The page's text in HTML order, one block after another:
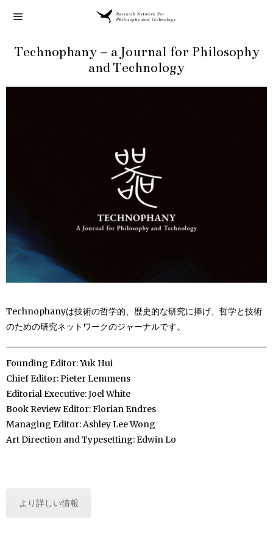
Technophany – a Journal for Philosophy
and Technology
Technophanyは技術の哲学的、歴史的な研究に捧げ、哲学と技術
のための研究ネットワークのジャーナルです。
Founding Editor: Yuk Hui
Chief Editor: Pieter Lemmens
Editorial Executive: Joel White
Book Review Editor: Florian Endres
Managing Editor: Ashley Lee Wong
Art Direction and Typesetting: Edwin Lo
より詳しい情報